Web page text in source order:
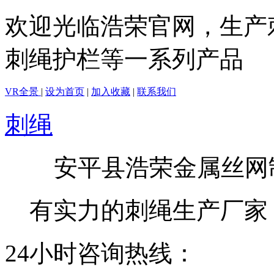
欢迎光临浩荣官网，生
刺绳护栏等一系列产品
VR全景 | 设为首页 | 加入收藏 | 联系我们
刺绳
安平县浩荣金属丝
有实力的刺绳生产厂家
24小时咨询热线：